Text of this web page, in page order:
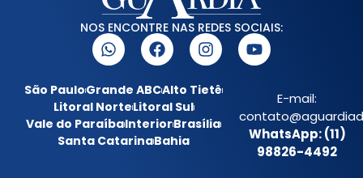
NOS ENCONTRE NAS REDES SOCIAIS:
São PauloGrande ABCAlto Tietê
Litoral NorteLitoral Sul
Vale do ParaíbaInteriorBrasília
Santa CatarinaBahia
E-mail:
WhatsApp: (11)
98826-4492